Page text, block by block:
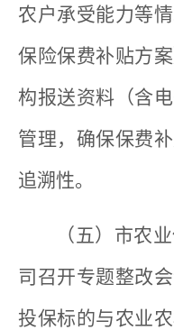
农户承受能力等
保险保费补贴方
构报送资料（含
管理，确保保费
追溯性。
（五）市农
司召开专题整改
投保标的与农业